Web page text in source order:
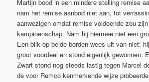
Martijn bood in een mindere stelling remise
nam het remise aanbod niet aan, tot
aanwezigen omdat remise voldoende zou
kampioenschap. Nam hij hiermee niet een
Een blik op beide borden wees uit van niet:
groot voordeel en stond eigenlijk gewonnen.
Zwart stond nog steeds lastig tegen Marcel
de voor Remco kenmerkende wijze